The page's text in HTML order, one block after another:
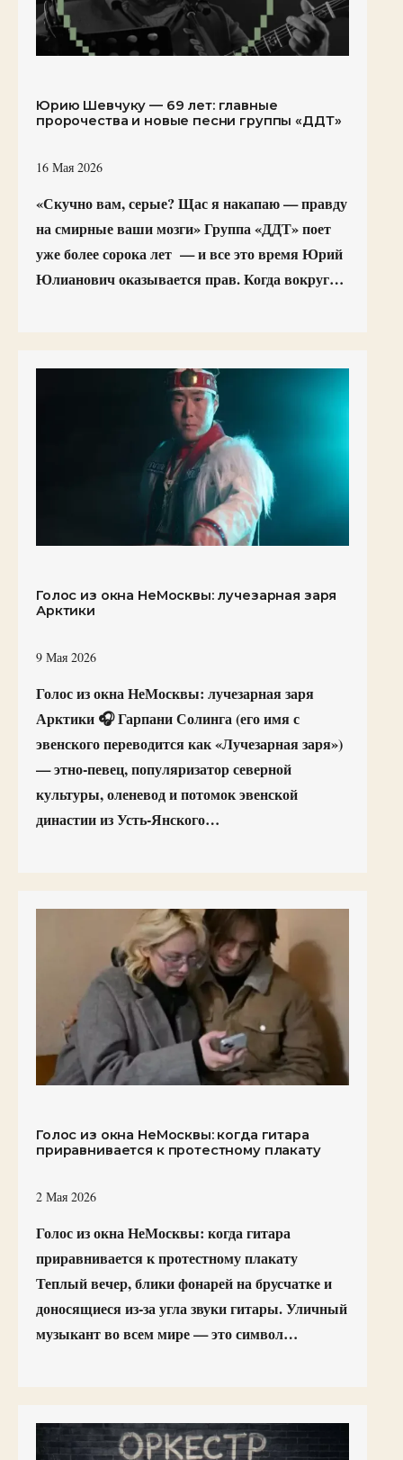
Юрию Шевчуку — 69 лет: главные
пророчества и новые песни группы «ДДТ»
16 Мая 2026
«Скучно вам, серые? Щас я накапаю — правду
на смирные ваши мозги» Группа «ДДТ» поет
уже более сорока лет — и все это время Юрий
Юлианович оказывается прав. Когда вокруг…
Голос из окна НеМосквы: лучезарная заря
Арктики
9 Мая 2026
Голос из окна НеМосквы: лучезарная заря
Арктики 🎧 Гарпани Солинга (его имя с
эвенского переводится как «Лучезарная заря»)
— этно-певец, популяризатор северной
культуры, оленевод и потомок эвенской
династии из Усть-Янского…
Голос из окна НеМосквы: когда гитара
приравнивается к протестному плакату
2 Мая 2026
Голос из окна НеМосквы: когда гитара
приравнивается к протестному плакату
Теплый вечер, блики фонарей на брусчатке и
доносящиеся из-за угла звуки гитары. Уличный
музыкант во всем мире — это символ…